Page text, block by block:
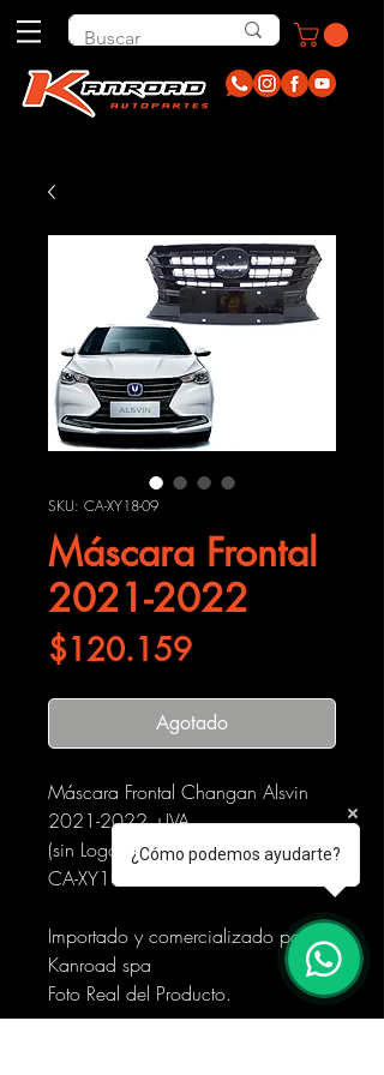
SKU: CA-XY18-09
Máscara Frontal
2021-2022
$120.159Precio
Agotado
Máscara Frontal Changan Alsvin
2021-2022 +IVA
(sin Logo)
CA-XY18-09
Importado y comercializado por
Kanroad spa
Foto Real del Producto.
¿Cómo podemos ayudarte?